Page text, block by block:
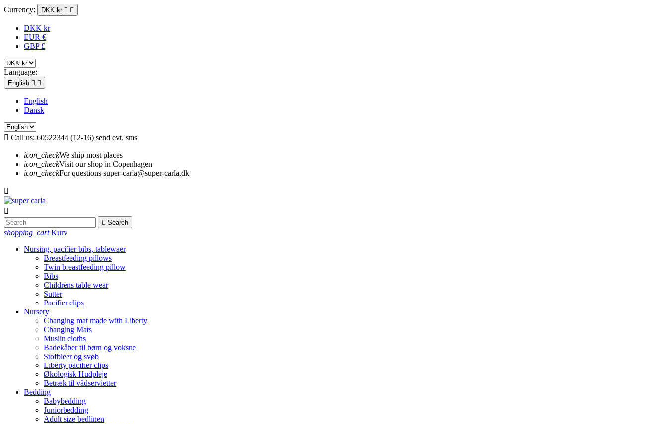
Currency: DKK kr  
DKK kr
EUR €
GBP £
Language:
English  
English
Dansk
 Call us: 60522344 (12-16) send evt. sms
icon_checkWe ship most places
icon_checkVisit our shop in Copenhagen
icon_checkFor questions super-carla@super-carla.dk


 Search
shopping_cart Kurv
Nursing, pacifier bibs, tablewaer
Breastfeeding pillows
Twin breastfeeding pillow
Bibs
Childrens table wear
Sutter
Pacifier clips
Nursery
Changing mat made with Liberty
Changing Mats
Muslin cloths
Badekåber til børn og voksne
Stofbleer og svøb
Liberty pacifier clips
Økologisk Hudpleje
Betræk til vådservietter
Bedding
Babybedding
Juniorbedding
Adult size bedlinen